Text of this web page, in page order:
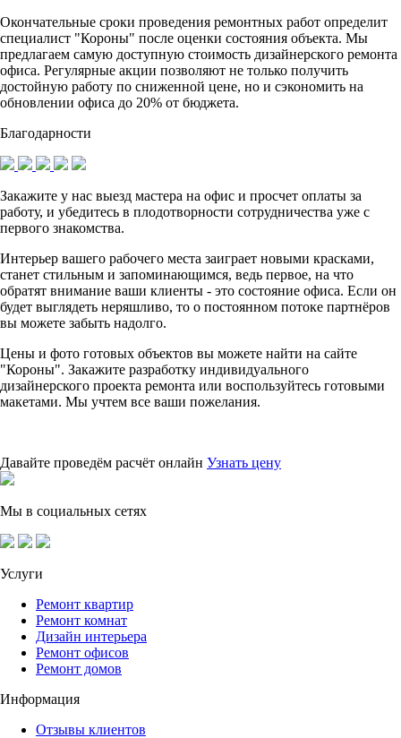
Окончательные сроки проведения ремонтных работ определит
специалист "Короны" после оценки состояния объекта. Мы
предлагаем самую доступную стоимость дизайнерского ремонта
офиса. Регулярные акции позволяют не только получить
достойную работу по сниженной цене, но и сэкономить на
обновлении офиса до 20% от бюджета.
Благодарности
Закажите у нас выезд мастера на офис и просчет оплаты за
работу, и убедитесь в плодотворности сотрудничества уже с
первого знакомства.
Интерьер вашего рабочего места заиграет новыми красками,
станет стильным и запоминающимся, ведь первое, на что
обратят внимание ваши клиенты - это состояние офиса. Если он
будет выглядеть неряшливо, то о постоянном потоке партнёров
вы можете забыть надолго.
Цены и фото готовых объектов вы можете найти на сайте
"Короны". Закажите разработку индивидуального
дизайнерского проекта ремонта или воспользуйтесь готовыми
макетами. Мы учтем все ваши пожелания.
Давайте проведём расчёт онлайн Узнать цену
Мы в социальных сетях
Услуги
Ремонт квартир
Ремонт комнат
Дизайн интерьера
Ремонт офисов
Ремонт домов
Информация
Отзывы клиентов